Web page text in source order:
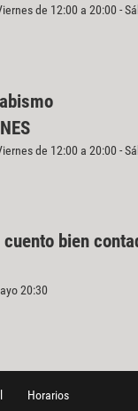
de 12:00 a 20:00 -
de 12:00 a 20:00 -
cuento bien
20:30
Horarios